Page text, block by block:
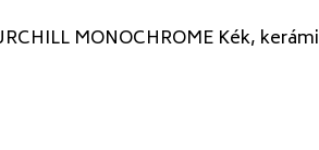
MONOCHROME Kék,